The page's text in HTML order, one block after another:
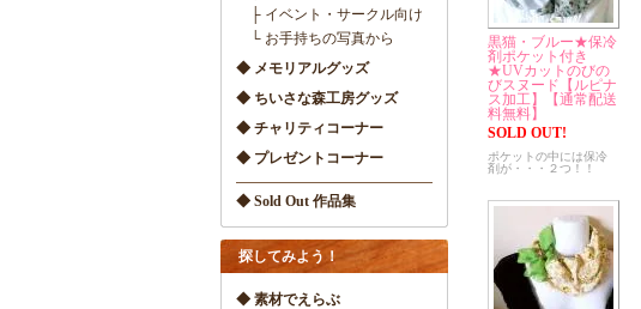
├ イベント・サークル向け
└ お手持ちの写真から
◆ メモリアルグッズ
◆ ちいさな森工房グッズ
◆ チャリティコーナー
◆ プレゼントコーナー
◆ Sold Out 作品集
探してみよう！
◆ 素材でえらぶ
黒猫・ブルー★保冷
剤ポケット付き
★UVカットのびの
びスヌード【ルピナ
ス加工】【通常配送
料無料】
SOLD OUT!
ポケットの中には保冷
剤が・・・２つ！！